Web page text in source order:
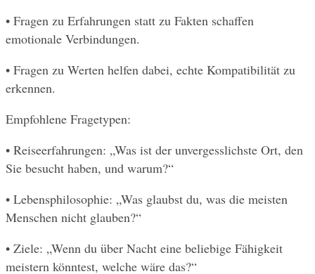
• Fragen zu Erfahrungen statt zu Fakten schaffen
emotionale Verbindungen.
• Fragen zu Werten helfen dabei, echte Kompatibilität zu
erkennen.
Empfohlene Fragetypen:
• Reiseerfahrungen: „Was ist der unvergesslichste Ort, den
Sie besucht haben, und warum?“
• Lebensphilosophie: „Was glaubst du, was die meisten
Menschen nicht glauben?“
• Ziele: „Wenn du über Nacht eine beliebige Fähigkeit
meistern könntest, welche wäre das?“